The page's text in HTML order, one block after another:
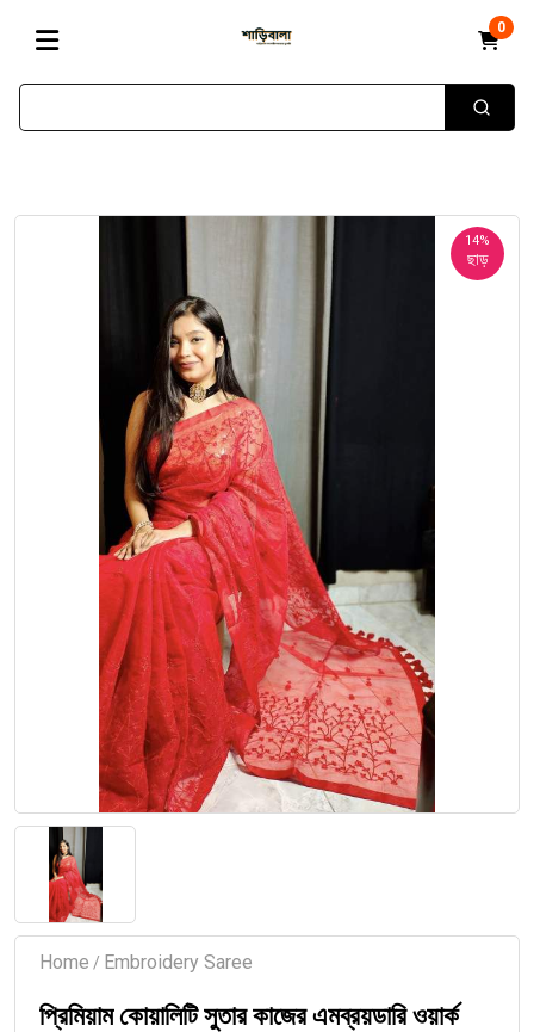
0
14%
ছাড়
Home / Embroidery Saree
প্রিমিয়াম কোয়ালিটি সুতার কাজের এমব্রয়ডারি ওয়ার্ক